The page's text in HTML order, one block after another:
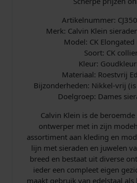
€
8
9
,
0
0
.
Artikelnummer:
Merk: Calvin Klein
Model: CK Elongated
Soort: CK
Kleur:
Materiaal: Roestvrij
Bijzonderheden: Nikkel-vrij
Doelgroep: Dames
Calvin Klein is de
ontwerper met in zijn
assortiment aan kleding en
lijn met sieraden en juwelen
breed en bestaat uit diverse
ieder een compleet eigen
maakt gebruik van edelstaal